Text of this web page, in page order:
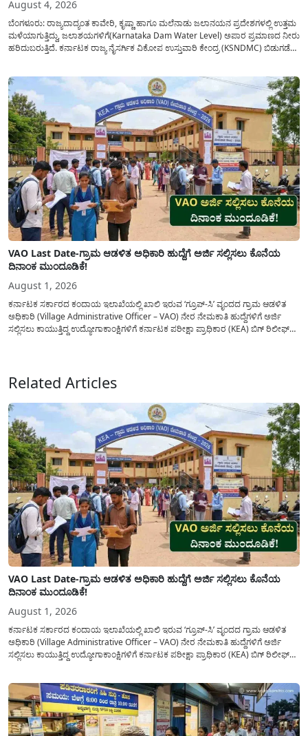
August 4, 2026
ಬೆಂಗಳೂರು: ರಾಜ್ಯದಾದ್ಯಂತ ಕಾವೇರಿ, ಕೃಷ್ಣಾ ಹಾಗೂ ಮಲೆನಾಡು ಜಲಾನಯನ ಪ್ರದೇಶಗಳಲ್ಲಿ ಉತ್ತಮ
ಮಳೆಯಾಗುತ್ತಿದ್ದು, ಜಲಾಶಯಗಳಿಗೆ(Karnataka Dam Water Level) ಅಪಾರ ಪ್ರಮಾಣದ ನೀರು
ಹರಿದುಬರುತ್ತಿದೆ. ಕರ್ನಾಟಕ ರಾಜ್ಯ ನೈಸರ್ಗಿಕ ವಿಕೋಪ ಉಸ್ತುವಾರಿ ಕೇಂದ್ರ (KSNDMC) ಬಿಡುಗಡೆ
VAO Last Date-ಗ್ರಾಮ ಆಡಳಿತ ಅಧಿಕಾರಿ ಹುದ್ದೆಗೆ ಅರ್ಜಿ ಸಲ್ಲಿಸಲು ಕೊನೆಯ
ದಿನಾಂಕ ಮುಂದೂಡಿಕೆ!
August 1, 2026
ಕರ್ನಾಟಕ ಸರ್ಕಾರದ ಕಂದಾಯ ಇಲಾಖೆಯಲ್ಲಿ ಖಾಲಿ ಇರುವ ‘ಗ್ರೂಪ್-ಸಿ’ ವೃಂದದ ಗ್ರಾಮ ಆಡಳಿತ
ಅಧಿಕಾರಿ (Village Administrative Officer – VAO) ನೇರ ನೇಮಕಾತಿ ಹುದ್ದೆಗಳಿಗೆ ಅರ್ಜಿ
ಸಲ್ಲಿಸಲು ಕಾಯುತ್ತಿದ್ದ ಉದ್ಯೋಗಾಕಾಂಕ್ಷಿಗಳಿಗೆ ಕರ್ನಾಟಕ ಪರೀಕ್ಷಾ ಪ್ರಾಧಿಕಾರ (KEA) ಬಿಗ್ ರಿಲೀಫ್
Related Articles
VAO Last Date-ಗ್ರಾಮ ಆಡಳಿತ ಅಧಿಕಾರಿ ಹುದ್ದೆಗೆ ಅರ್ಜಿ ಸಲ್ಲಿಸಲು ಕೊನೆಯ
ದಿನಾಂಕ ಮುಂದೂಡಿಕೆ!
August 1, 2026
ಕರ್ನಾಟಕ ಸರ್ಕಾರದ ಕಂದಾಯ ಇಲಾಖೆಯಲ್ಲಿ ಖಾಲಿ ಇರುವ ‘ಗ್ರೂಪ್-ಸಿ’ ವೃಂದದ ಗ್ರಾಮ ಆಡಳಿತ
ಅಧಿಕಾರಿ (Village Administrative Officer – VAO) ನೇರ ನೇಮಕಾತಿ ಹುದ್ದೆಗಳಿಗೆ ಅರ್ಜಿ
ಸಲ್ಲಿಸಲು ಕಾಯುತ್ತಿದ್ದ ಉದ್ಯೋಗಾಕಾಂಕ್ಷಿಗಳಿಗೆ ಕರ್ನಾಟಕ ಪರೀಕ್ಷಾ ಪ್ರಾಧಿಕಾರ (KEA) ಬಿಗ್ ರಿಲೀಫ್